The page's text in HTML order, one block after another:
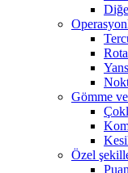
Gömme
Özel